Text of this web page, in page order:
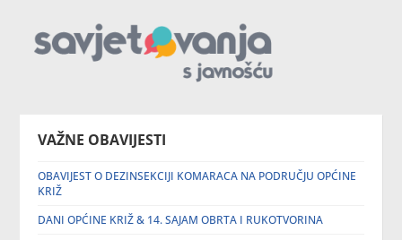
VAŽNE OBAVIJESTI
OBAVIJEST O DEZINSEKCIJI KOMARACA NA PODRUČJU OPĆINE
KRIŽ
DANI OPĆINE KRIŽ & 14. SAJAM OBRTA I RUKOTVORINA